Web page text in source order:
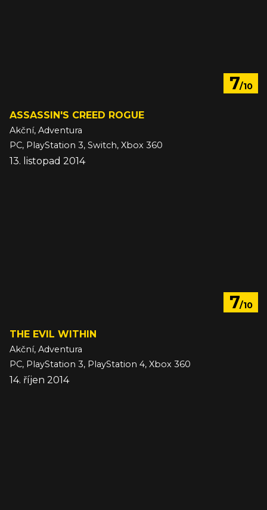
7/10
ASSASSIN'S CREED ROGUE
Akční, Adventura
PC, PlayStation 3, Switch, Xbox 360
13. listopad 2014
7/10
THE EVIL WITHIN
Akční, Adventura
PC, PlayStation 3, PlayStation 4, Xbox 360
14. říjen 2014